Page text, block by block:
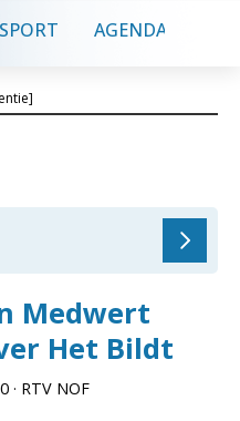
SPORT AGENDA
Medwert
Het Bildt
· RTV NOF